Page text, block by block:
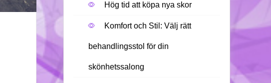
Hög tid att köpa nya skor
Komfort och Stil: Välj rätt
behandlingsstol för din
skönhetssalong